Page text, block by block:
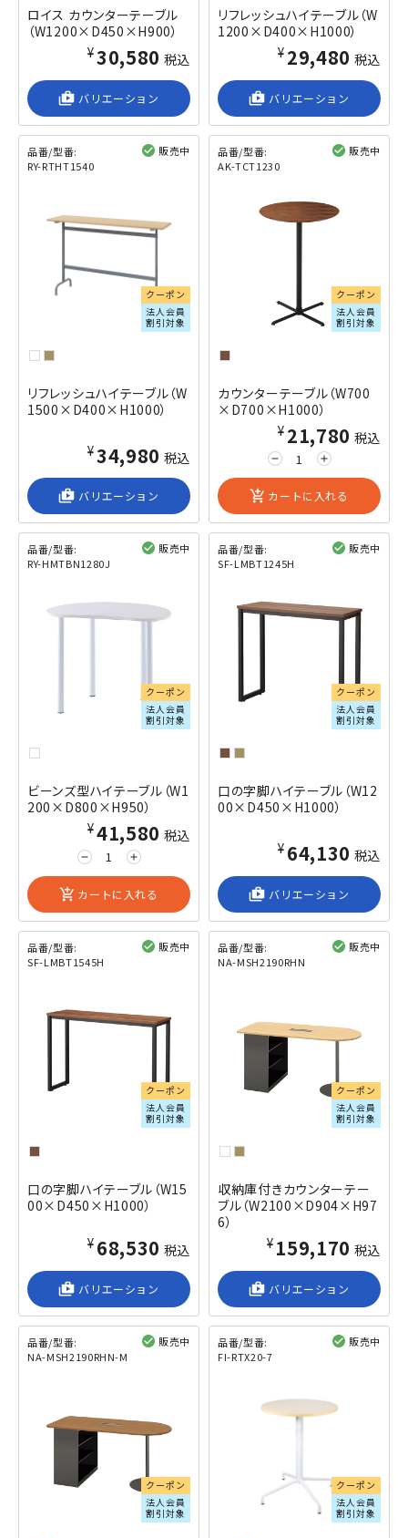
ロイス カウンターテーブル
（W1200×D450×H900）
¥30,580 税込
shop_2 バリエーション
リフレッシュハイテーブル（W
1200×D400×H1000）
¥29,480 税込
shop_2 バリエーション
品番/型番:
RY-RTHT1540
販売中
クーポン
法人会員
割引対象
リフレッシュハイテーブル（W
1500×D400×H1000）
¥34,980 税込
shop_2 バリエーション
品番/型番:
AK-TCT1230
販売中
クーポン
法人会員
割引対象
カウンターテーブル（W700
×D700×H1000）
remove add
¥21,780 税込
add_shopping_cart カートに入れる
品番/型番:
RY-HMTBN1280J
販売中
クーポン
法人会員
割引対象
ビーンズ型ハイテーブル（W1
200×D800×H950）
remove add
¥41,580 税込
add_shopping_cart カートに入れる
品番/型番:
SF-LMBT1245H
販売中
クーポン
法人会員
割引対象
口の字脚ハイテーブル（W12
00×D450×H1000）
¥64,130 税込
shop_2 バリエーション
品番/型番:
SF-LMBT1545H
販売中
クーポン
法人会員
割引対象
口の字脚ハイテーブル（W15
00×D450×H1000）
¥68,530 税込
shop_2 バリエーション
品番/型番:
NA-MSH2190RHN
販売中
クーポン
法人会員
割引対象
収納庫付きカウンターテー
ブル（W2100×D904×H97
6）
¥159,170 税込
shop_2 バリエーション
品番/型番:
NA-MSH2190RHN-M
販売中
クーポン
法人会員
割引対象
品番/型番:
FI-RTX20-7
販売中
クーポン
法人会員
割引対象